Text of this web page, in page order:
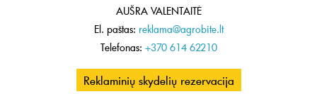
AUŠRA VALENTAITĖ
El. paštas: reklama@agrobite.lt
Telefonas: +370 614 62210
Reklaminių skydelių rezervacija